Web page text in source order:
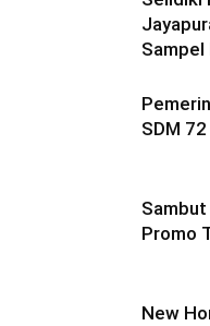
Sampel
SDM
Sambut
Promo
New